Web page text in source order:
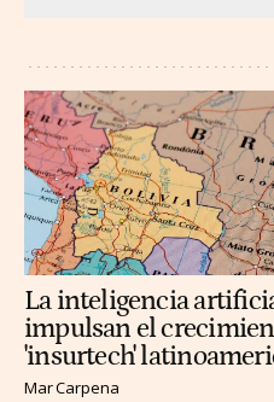
La inteligencia
impulsan el
'insurtech'
Mar Carpena